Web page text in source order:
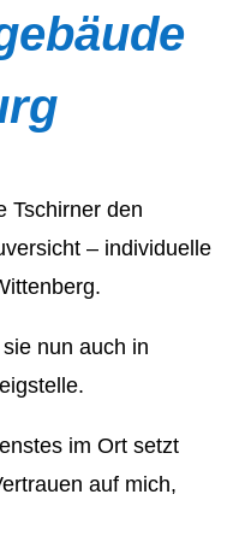
Tschirner den
– individuelle
nun auch in
im Ort setzt
auf mich,